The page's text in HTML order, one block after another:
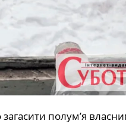
полум’я